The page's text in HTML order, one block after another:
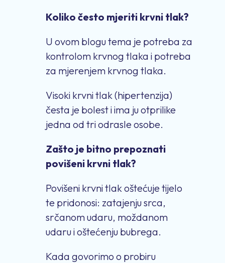
Koliko često mjeriti krvni tlak?
U ovom blogu tema je potreba za
kontrolom krvnog tlaka i potreba
za mjerenjem krvnog tlaka.
Visoki krvni tlak (hipertenzija)
česta je bolest i ima ju otprilike
jedna od tri odrasle osobe.
Zašto je bitno prepoznati
povišeni krvni tlak?
Povišeni krvni tlak oštećuje tijelo
te pridonosi: zatajenju srca,
srčanom udaru, moždanom
udaru i oštećenju bubrega.
Kada govorimo o probiru